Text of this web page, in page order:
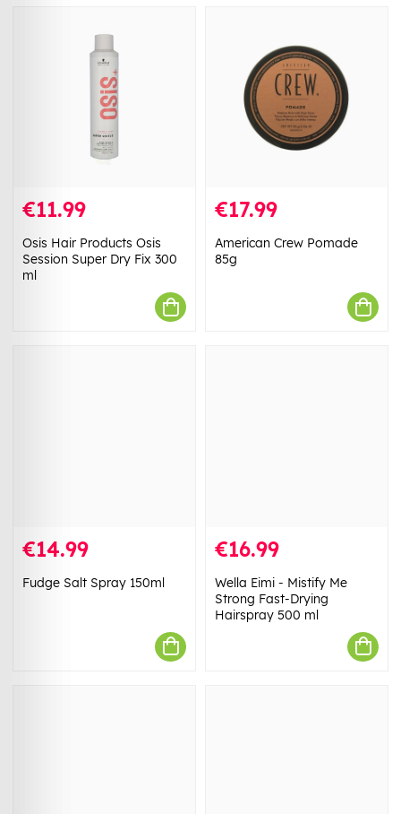
€11.99
Osis Hair Products Osis
Session Super Dry Fix 300
ml
€17.99
American Crew Pomade
85g
€14.99
Fudge Salt Spray 150ml
€16.99
Wella Eimi - Mistify Me
Strong Fast-Drying
Hairspray 500 ml